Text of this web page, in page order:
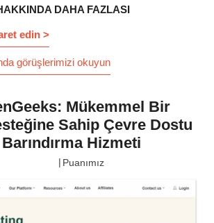
DAHA FAZLASI
edin >
görüşlerimizi okuyun
Mükemmel Bir
Sahip Çevre Dostu
Hizmeti
Puanımız